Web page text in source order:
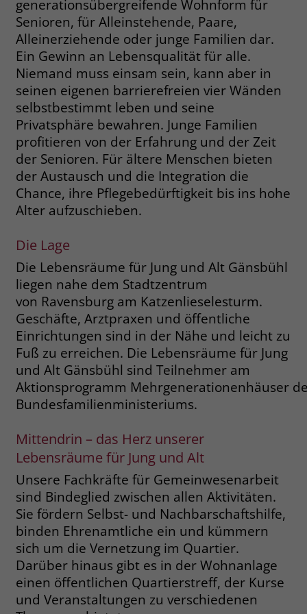
generationsübergreifende Wohnform für
Senioren, für Alleinstehende, Paare,
Alleinerziehende oder junge Familien dar.
Ein Gewinn an Lebensqualität für alle.
Niemand muss einsam sein, kann aber in
seinen eigenen barrierefreien vier Wänden
selbstbestimmt leben und seine
Privatsphäre bewahren. Junge Familien
profitieren von der Erfahrung und der Zeit
der Senioren. Für ältere Menschen bieten
der Austausch und die Integration die
Chance, ihre Pflegebedürftigkeit bis ins hohe
Alter aufzuschieben.
Die Lage
Die Lebensräume für Jung und Alt Gänsbühl
liegen nahe dem Stadtzentrum
von Ravensburg am Katzenlieselesturm.
Geschäfte, Arztpraxen und öffentliche
Einrichtungen sind in der Nähe und leicht zu
Fuß zu erreichen. Die Lebensräume für Jung
und Alt Gänsbühl sind Teilnehmer am
Aktionsprogramm Mehrgenerationenhäuser
Bundesfamilienministeriums.
Mittendrin – das Herz unserer
Lebensräume für Jung und Alt
Unsere Fachkräfte für Gemeinwesenarbeit
sind Bindeglied zwischen allen Aktivitäten.
Sie fördern Selbst- und Nachbarschaftshilfe,
binden Ehrenamtliche ein und kümmern
sich um die Vernetzung im Quartier.
Darüber hinaus gibt es in der Wohnanlage
einen öffentlichen Quartierstreff, der Kurse
und Veranstaltungen zu verschiedenen
Name __cf_bm
Anbieter .fonts.net
Laufzeit 30 Minuten
Zweck
This cookie, set by Cloudflare, is used to
support Cloudflare Bot Management.
Name JSessionID
Anbieter jobs.stiftung-liebenau.de
Zweck
allen Seitenanfragen bei.
Name _gcl_au
Anbieter Google Ads
Laufzeit 90 Tage
Zweck Enthält eine zufallsgenerierte User-ID.
Name _gcl_aw
Anbieter Google Ads
Zweck
User über einen Klick auf eine Google
Werbeanzeige auf die Website gelangt.
Es enthält Informationen darüber,
welche Werbeanzeige geklickt wurde,
sodass erzielte Erfolge wie z.B.
Bestellungen oder Kontaktanfragen der
Anzeige zugewiesen werden können.
Name _gcl_dc
Anbieter Google Ads
Laufzeit 90 Tage
Zweck
Dieses Cookie wird gesetzt, wenn ein
User über einen Klick auf eine Google
Werbeanzeige auf die Website gelangt.
Es enthält Informationen darüber,
welche Werbeanzeige geklickt wurde,
sodass erzielte Erfolge wie z.B.
Bestellungen oder Kontaktanfragen der
Anzeige zugewiesen werden können.